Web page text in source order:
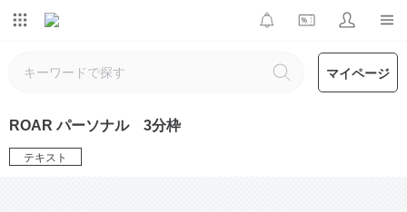
マイページ
ROAR パーソナル 3分枠
テキスト